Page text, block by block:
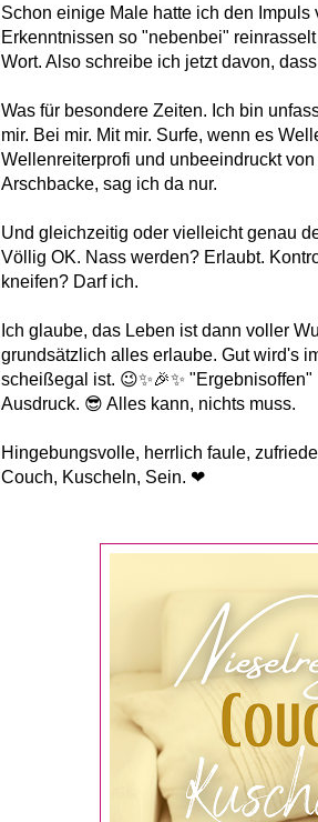
Schon einige Male hatte ich den
Erkenntnissen so "nebenbei"
Wort. Also schreibe ich jetzt davon,
Was für besondere Zeiten. Ich bin
mir. Bei mir. Mit mir. Surfe, wenn es
Wellenreiterprofi und unbeeindruckt
Arschbacke, sag ich da nur.
Und gleichzeitig oder vielleicht genau
Völlig OK. Nass werden? Erlaubt.
kneifen? Darf ich.
Ich glaube, das Leben ist dann voller
grundsätzlich alles erlaube. Gut wird's
scheißegal ist. 😉✨🎉✨
Ausdruck. 😎 Alles kann, nichts muss.
Hingebungsvolle, herrlich faule,
Couch, Kuscheln, Sein. ❤